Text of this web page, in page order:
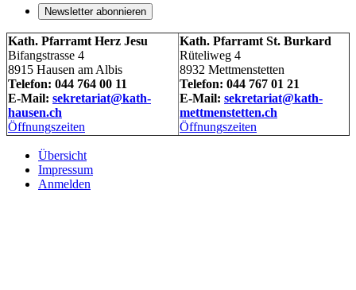
Newsletter abonnieren
Kath. Pfarramt Herz Jesu
Bifangstrasse 4
8915 Hausen am Albis
Telefon: 044 764 00 11
E-Mail: sekretariat@kath-
hausen.ch
Öffnungszeiten
Kath. Pfarramt St. Burkard
Rüteliweg 4
8932 Mettmenstetten
Telefon: 044 767 01 21
E-Mail: sekretariat@kath-
mettmenstetten.ch
Öffnungszeiten
Übersicht
Impressum
Anmelden